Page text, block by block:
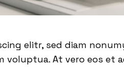
elitr, sed diam
voluptua. At vero eos et